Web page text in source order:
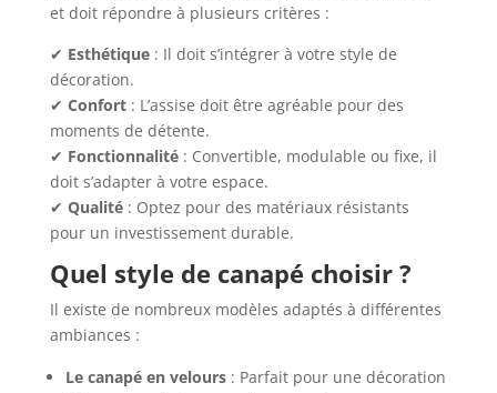
et doit répondre à plusieurs critères :
✔ Esthétique: Il doit s’intégrer à votre style de
décoration.
✔ Confort: L’assise doit être agréable pour des
moments de détente.
✔ Fonctionnalité: Convertible, modulable ou fixe, il
doit s’adapter à votre espace.
✔ Qualité: Optez pour des matériaux résistants
pour un investissement durable.
Quel style de canapé choisir ?
Il existe de nombreux modèles adaptés à différentes
ambiances :
Le canapé en velours: Parfait pour une décoration